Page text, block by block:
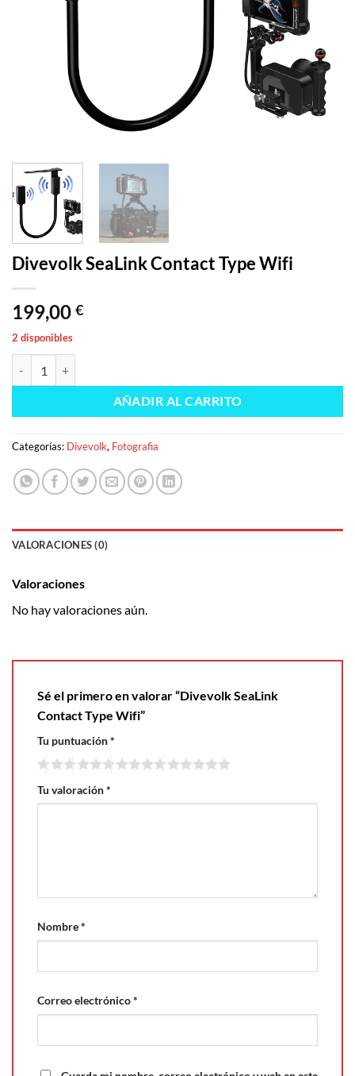
Divevolk SeaLink Contact Type Wifi
199,00 €
2 disponibles
AÑADIR AL CARRITO
Categorías: Divevolk, Fotografia
VALORACIONES (0)
Valoraciones
No hay valoraciones aún.
Sé el primero en valorar “Divevolk SeaLink
Contact Type Wifi”
Tu puntuación*
Tu valoración*
Nombre*
Correo electrónico*